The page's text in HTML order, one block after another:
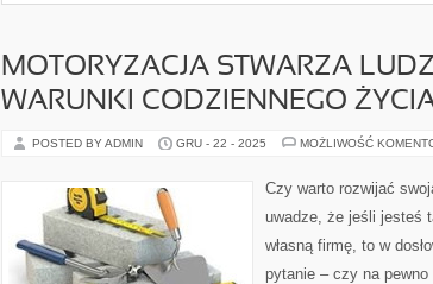
MOTORYZACJA STWARZA
WARUNKI CODZIENNEGO
POSTED BY ADMIN GRU - 22 - 2025 MOŻLIWOŚĆ
Czy warto rozwijać
uwadze, że jeśli jesteś
własną firmę, to w
pytanie – czy na